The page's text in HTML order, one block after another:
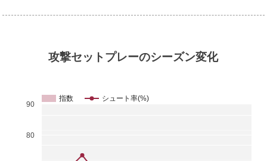
攻撃セットプレーのシーズン変化
指数 シュート率(%)
80
90